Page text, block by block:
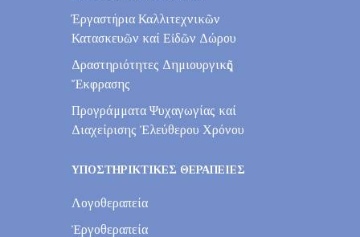
Έργαστήρια Καλλιτεχνικῶν
Κατασκευῶν καί Εἰδῶν Δώρου
Δραστηριότητες Δημιουργικῆς
Ἔκφρασης
Προγράμματα Ψυχαγωγίας καί
Διαχείρισης Ἐλεύθερου Χρόνου
ΥΠΟΣΤΗΡΙΚΤΙΚΕΣ ΘΕΡΑΠΕΙΕΣ
Λογοθεραπεία
Ἐργοθεραπεία